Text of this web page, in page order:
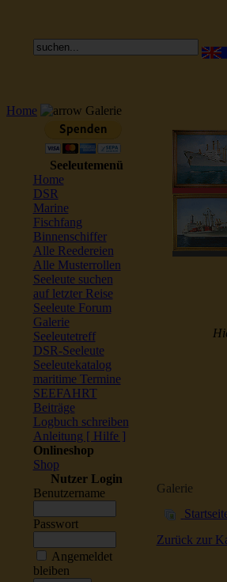
Home Galerie
Seeleutemenü
Home
DSR
Marine
Fischfang
Binnenschiffer
Alle Reedereien
Alle Musterrollen
Seeleute suchen
auf letzter Reise
Seeleute Forum
Galerie
Seeleutetreff
DSR-Seeleute
Seeleutekatalog
maritime Termine
SEEFAHRT
Beiträge
Logbuch schreiben
Anleitung [ Hilfe ]
Onlineshop
Shop
Nutzer Login
Benutzername
Passwort
Angemeldet
bleiben
Galerie
Zurück zur